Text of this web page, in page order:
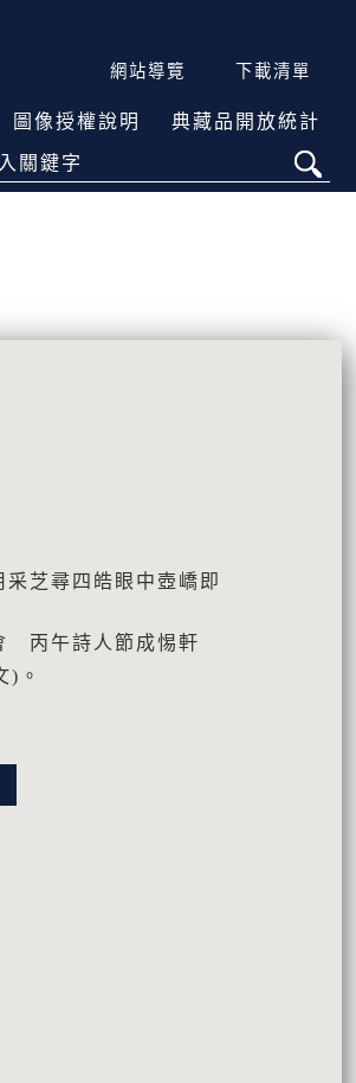
網站導覽 下載清單
圖像授權說明 典藏品開放統計
關鍵字
芝尋四皓眼中壺嶠即
丙午詩人節成惕軒
)。